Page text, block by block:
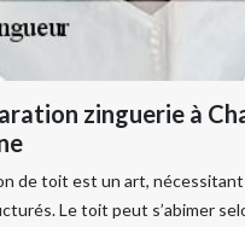
zinguerie à
de toit est un art,
Le toit peut s’abimer